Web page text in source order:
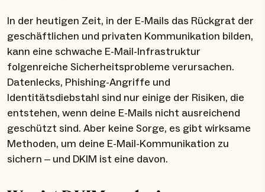
In der heutigen Zeit, in der E-Mails das Rückgrat der
geschäftlichen und privaten Kommunikation bilden,
kann eine schwache E-Mail-Infrastruktur
folgenreiche Sicherheitsprobleme verursachen.
Datenlecks, Phishing-Angriffe und
Identitätsdiebstahl sind nur einige der Risiken, die
entstehen, wenn deine E-Mails nicht ausreichend
geschützt sind. Aber keine Sorge, es gibt wirksame
Methoden, um deine E-Mail-Kommunikation zu
sichern – und DKIM ist eine davon.